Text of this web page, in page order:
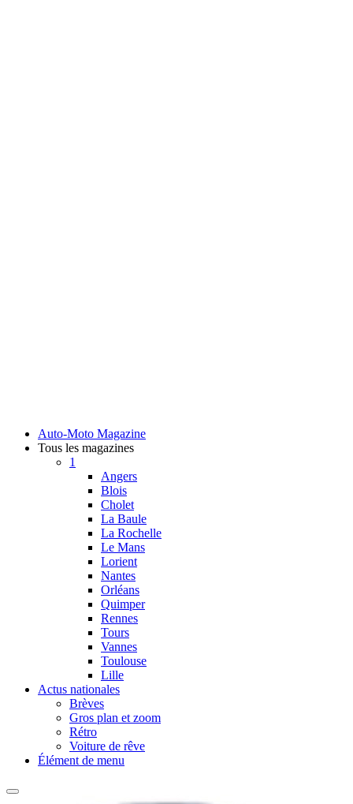
Auto-Moto Magazine
Tous les magazines
1
Angers
Blois
Cholet
La Baule
La Rochelle
Le Mans
Lorient
Nantes
Orléans
Quimper
Rennes
Tours
Vannes
Toulouse
Lille
Actus nationales
Brèves
Gros plan et zoom
Rétro
Voiture de rêve
Élément de menu